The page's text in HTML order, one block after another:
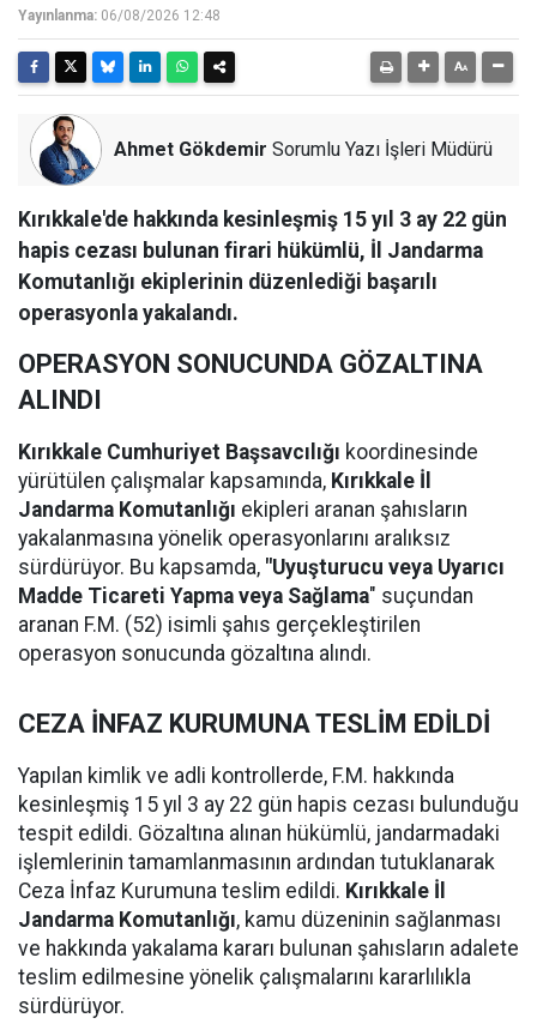
Yayınlanma: 06/08/2026 12:48
Ahmet Gökdemir Sorumlu Yazı İşleri Müdürü
Kırıkkale'de hakkında kesinleşmiş 15 yıl 3 ay 22 gün
hapis cezası bulunan firari hükümlü, İl Jandarma
Komutanlığı ekiplerinin düzenlediği başarılı
operasyonla yakalandı.
OPERASYON SONUCUNDA GÖZALTINA
ALINDI
Kırıkkale Cumhuriyet Başsavcılığı koordinesinde
yürütülen çalışmalar kapsamında, Kırıkkale İl
Jandarma Komutanlığı ekipleri aranan şahısların
yakalanmasına yönelik operasyonlarını aralıksız
sürdürüyor. Bu kapsamda, "Uyuşturucu veya Uyarıcı
Madde Ticareti Yapma veya Sağlama" suçundan
aranan F.M. (52) isimli şahıs gerçekleştirilen
operasyon sonucunda gözaltına alındı.
CEZA İNFAZ KURUMUNA TESLİM EDİLDİ
Yapılan kimlik ve adli kontrollerde, F.M. hakkında
kesinleşmiş 15 yıl 3 ay 22 gün hapis cezası bulunduğu
tespit edildi. Gözaltına alınan hükümlü, jandarmadaki
işlemlerinin tamamlanmasının ardından tutuklanarak
Ceza İnfaz Kurumuna teslim edildi. Kırıkkale İl
Jandarma Komutanlığı, kamu düzeninin sağlanması
ve hakkında yakalama kararı bulunan şahısların adalete
teslim edilmesine yönelik çalışmalarını kararlılıkla
sürdürüyor.